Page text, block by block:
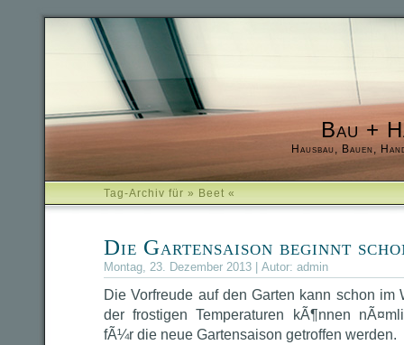
Bau +
Hausbau, Bauen,
Tag-Archiv für » Beet «
Die Gartensaison beginnt
Montag, 23. Dezember 2013 | Autor: admin
Die Vorfreude auf den Garten kann schon im
der frostigen Temperaturen kÃ¶nnen
fÃ¼r die neue Gartensaison getroffen werden.